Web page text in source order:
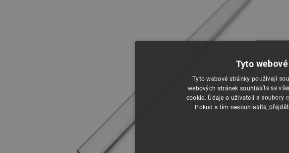
Tyto
Tyto webové stránky používají
webových stránek souhlasíte se
cookie. Údaje o uživateli a soubory
Pokud s tím nesouhlasíte,